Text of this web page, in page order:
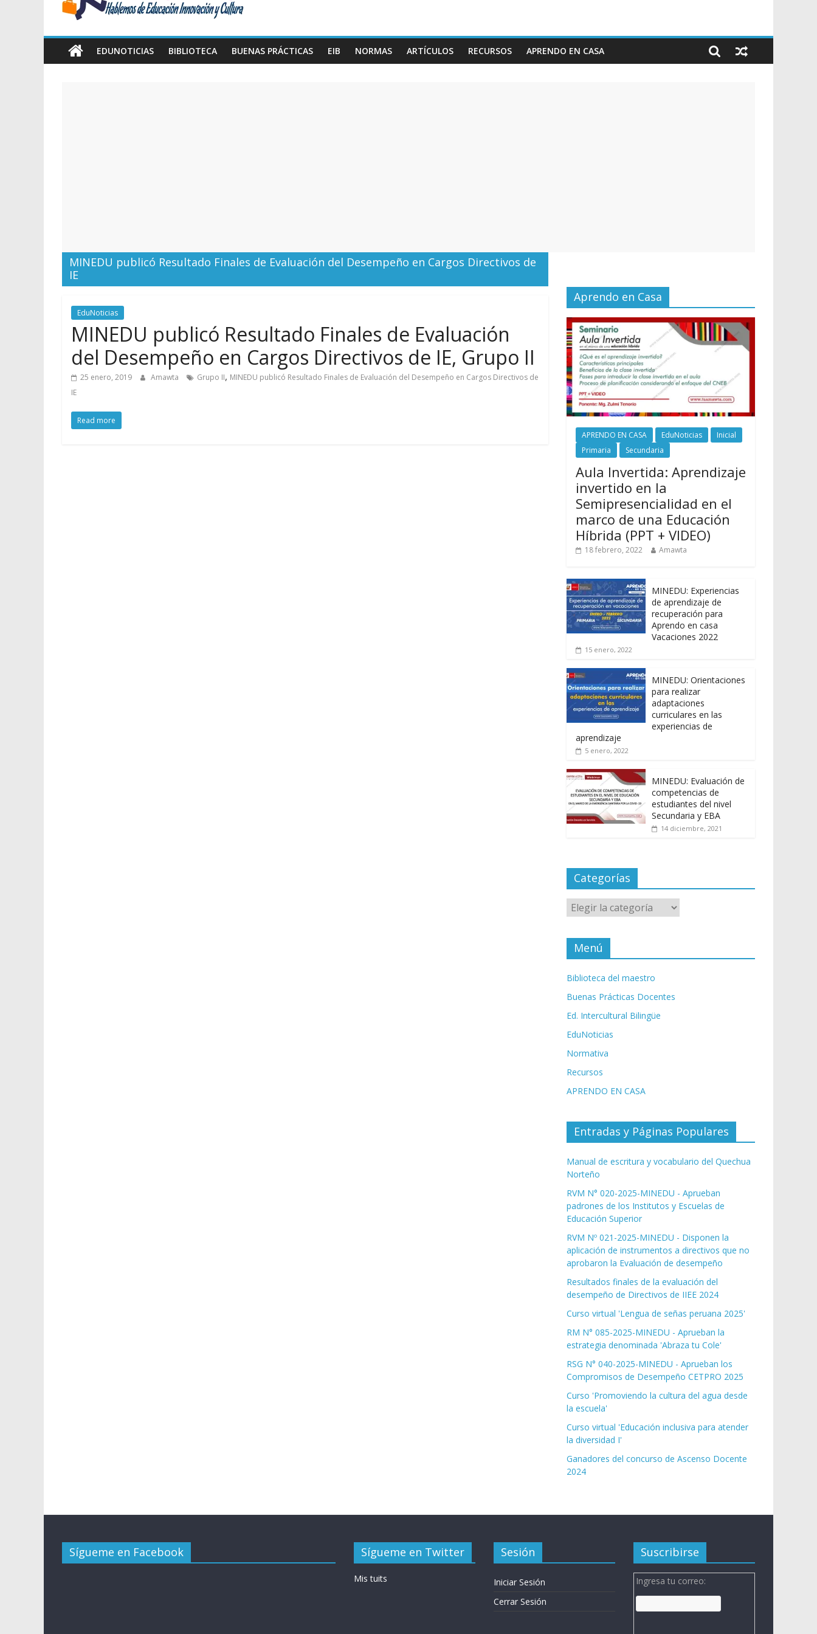
Educación,
EDUNOTICIAS BIBLIOTECA BUENAS PRÁCTICAS EIB NORMAS ARTÍCULOS RECURSOS APRENDO EN CASA
MINEDU publicó Resultado Finales de Evaluación del Desempeño en Cargos Directivos de
IE
EduNoticias
MINEDU publicó Resultado Finales de Evaluación
del Desempeño en Cargos Directivos de IE, Grupo II
25 enero, 2019 Amawta Grupo II, MINEDU publicó Resultado Finales de Evaluación del Desempeño en Cargos Directivos de
IE
Read more
Aprendo en Casa
APRENDO EN CASA EduNoticias
Inicial
Primaria
Secundaria
Aula Invertida: Aprendizaje
invertido en la
Semipresencialidad en el
marco de una Educación
Híbrida (PPT + VIDEO)
18 febrero, 2022 Amawta
MINEDU: Experiencias
de aprendizaje de
recuperación para
Aprendo en casa
Vacaciones 2022
15 enero, 2022
MINEDU: Orientaciones
para realizar
adaptaciones
curriculares en las
experiencias de
aprendizaje
5 enero, 2022
MINEDU: Evaluación de
competencias de
estudiantes del nivel
Secundaria y EBA
14 diciembre, 2021
Categorías
Categorías
Menú
Biblioteca del maestro
Buenas Prácticas Docentes
Ed. Intercultural Bilingüe
EduNoticias
Normativa
Recursos
APRENDO EN CASA
Entradas y Páginas Populares
Manual de escritura y vocabulario del Quechua
Norteño
RVM N° 020-2025-MINEDU - Aprueban
padrones de los Institutos y Escuelas de
Educación Superior
RVM Nº 021-2025-MINEDU - Disponen la
aplicación de instrumentos a directivos que no
aprobaron la Evaluación de desempeño
Resultados finales de la evaluación del
desempeño de Directivos de IIEE 2024
Curso virtual 'Lengua de señas peruana 2025'
RM N° 085-2025-MINEDU - Aprueban la
estrategia denominada 'Abraza tu Cole'
RSG N° 040-2025-MINEDU - Aprueban los
Compromisos de Desempeño CETPRO 2025
Curso 'Promoviendo la cultura del agua desde
la escuela'
Curso virtual 'Educación inclusiva para atender
la diversidad I'
Ganadores del concurso de Ascenso Docente
2024
Sígueme en Facebook Sígueme en Twitter
Mis tuits
Sesión
Iniciar Sesión
Cerrar Sesión
Suscribirse
Ingresa tu correo: